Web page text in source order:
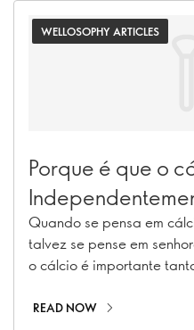
WELLOSOPHY ARTICLES
Porque é que o
Quando se pensa em
talvez se pense em
o cálcio é importante
idade adulta. Descubra
READ NOW